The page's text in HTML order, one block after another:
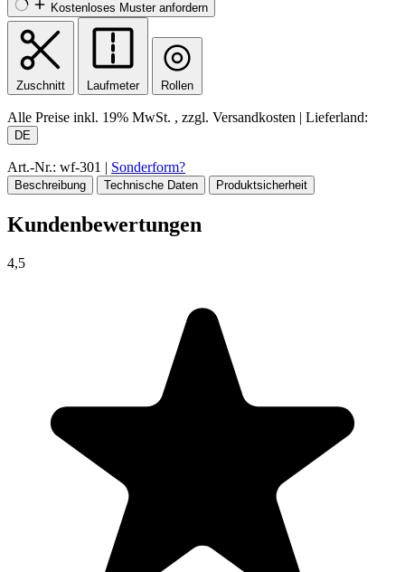
Kostenloses Muster anfordern
Zuschnitt Laufmeter Rollen
Alle Preise inkl. 19% MwSt. , zzgl. Versandkosten | Lieferland:
DE
Art.-Nr.: wf-301 | Sonderform?
Beschreibung Technische Daten Produktsicherheit
Kundenbewertungen
4,5